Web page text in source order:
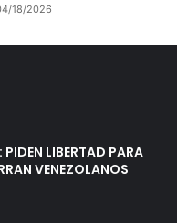
18/2026
LIBERTAD PARA
VENEZOLANOS